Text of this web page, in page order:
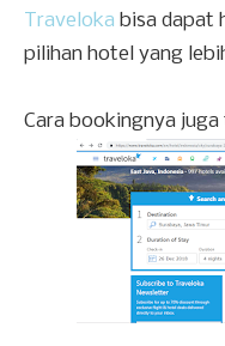
Traveloka bisa dapat
pilihan hotel yang
Cara bookingnya